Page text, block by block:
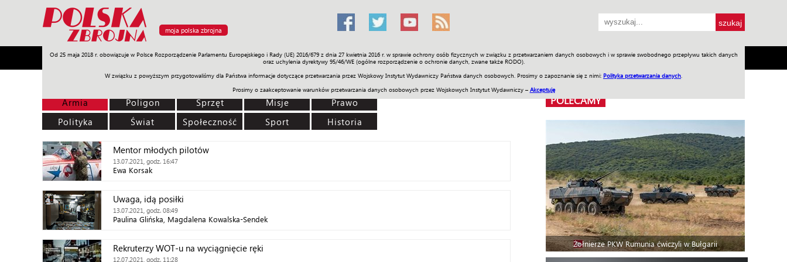
moja polska zbrojna
Od 25 maja 2018 r. obowiązuje w Polsce Rozporządzenie Parlamentu Europejskiego i Rady (UE) 2016/679 z dnia 27 kwietnia 2016 r. w sprawie ochrony osób fizycznych w związku z przetwarzaniem danych osobowych i w sprawie swobodnego przepływu takich danych
oraz uchylenia dyrektywy 95/46/WE (ogólne rozporządzenie o ochronie danych, zwane także RODO).
W związku z powyższym przygotowaliśmy dla Państwa informacje dotyczące przetwarzania przez Wojskowy Instytut Wydawniczy Państwa danych osobowych. Prosimy o zapoznanie się z nimi: Polityka przetwarzania danych
Prosimy o zaakceptowanie warunków przetwarzania danych osobowych przez Wojskowych Instytut Wydawniczy – Akceptuję
Armia Poligon Sprzęt Misje Polityka Prawo Świat Społeczność Sport Historia Galerie Wideo ENGLISH SKLEP Jednodniówki Praca w WIW
Armia Poligon Sprzęt Misje
Prawo
Polityka
Świat Społeczność Sport Historia
Mentor młodych pilotów
13.07.2021, godz. 16:47
Ewa Korsak
Uwaga, idą posiłki
13.07.2021, godz. 08:49
Paulina Glińska, Magdalena Kowalska-Sendek
Rekruterzy WOT-u na wyciągnięcie ręki
12.07.2021, godz. 11:28
POLECAMY
Żołnierze PKW Rumunia ćwiczyli w Bułgarii